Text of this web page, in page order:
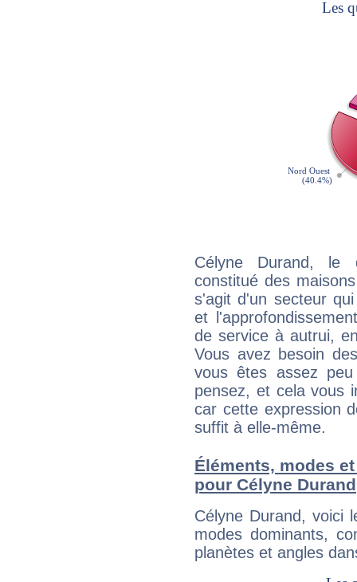
Célyne Durand, le
constitué des
s'agit d'un secteur
et
de service à autrui,
Vous avez besoin
vous êtes assez
pensez, et cela vous
car cette expression
suffit à elle-même.
Éléments, modes
pour Célyne Durand
Célyne Durand, voici
modes dominants,
planètes et angles